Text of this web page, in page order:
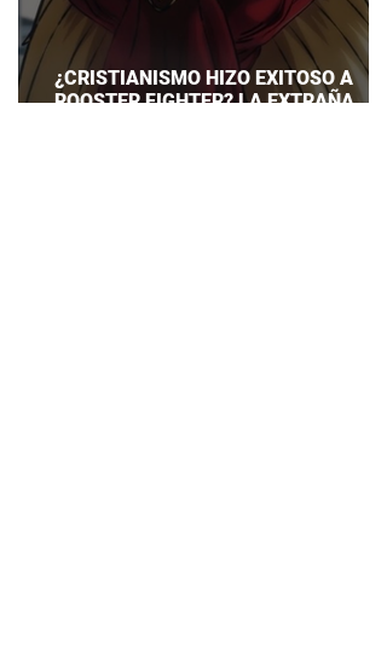
¿CRISTIANISMO HIZO EXITOSO A
ROOSTER FIGHTER? LA EXTRAÑA